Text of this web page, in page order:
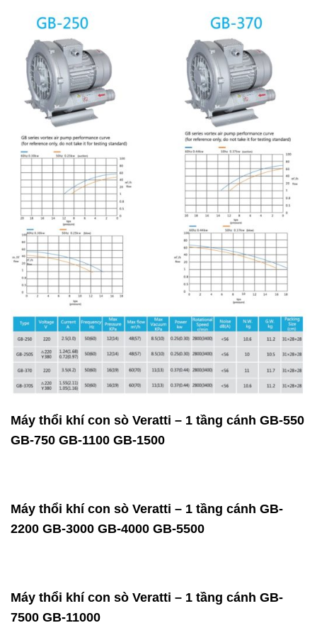
Máy thổi khí con sò Veratti – 1 tầng cánh GB-550
GB-750 GB-1100 GB-1500
Máy thổi khí con sò Veratti – 1 tầng cánh GB-
2200 GB-3000 GB-4000 GB-5500
Máy thổi khí con sò Veratti – 1 tầng cánh GB-
7500 GB-11000